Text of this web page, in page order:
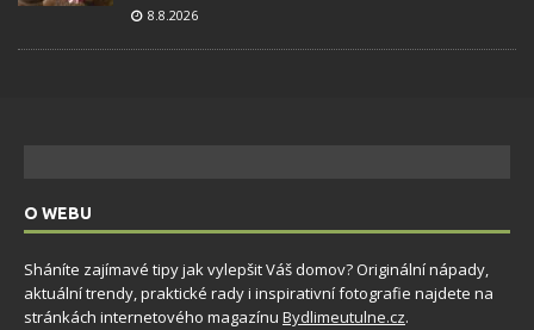
8.8.2026
O WEBU
Sháníte zajímavé tipy jak vylepšit Váš domov? Originální nápady,
aktuální trendy, praktické rady i inspirativní fotografie najdete na
stránkách internetového magazínu Bydlimeutulne.cz.